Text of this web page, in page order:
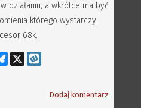
działaniu, a wkrótce ma być
którego wystarczy
68k.
Bluesky
Dodaj komentarz